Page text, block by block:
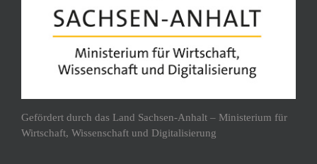
Gefördert durch das Land Sachsen-Anhalt – Ministerium für
Wirtschaft, Wissenschaft und Digitalisierung